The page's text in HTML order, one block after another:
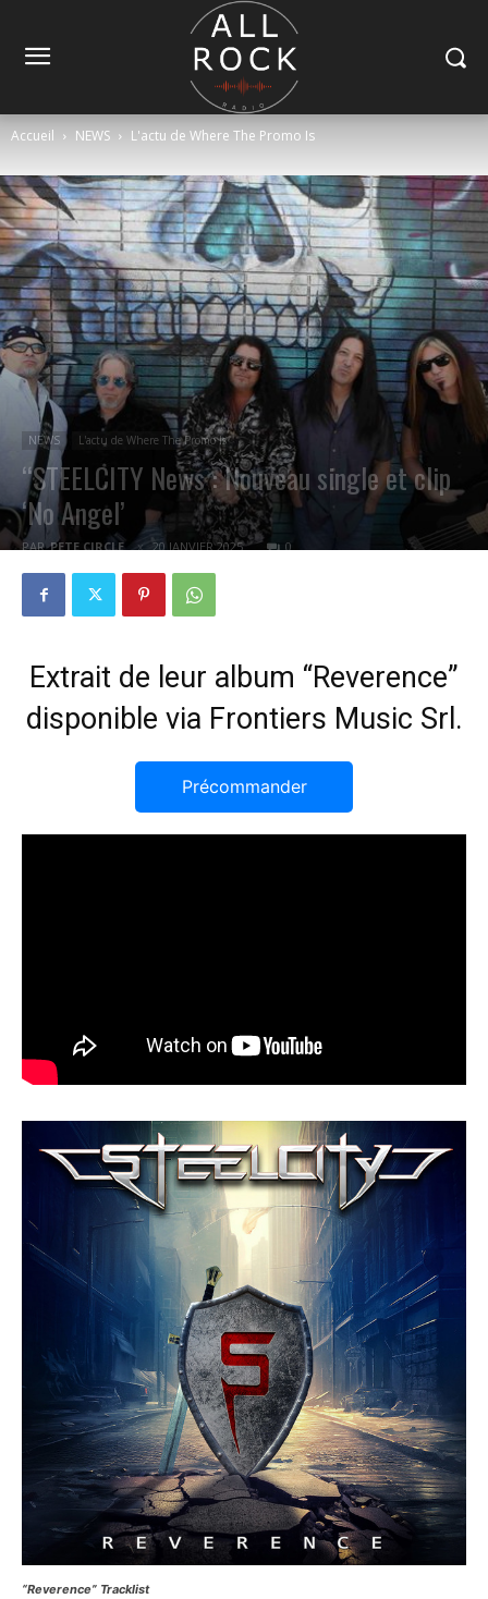
Accueil NEWS L'actu de Where The Promo Is
NEWS L'actu de Where The Promo Is
“STEELCITY News : Nouveau single et clip
‘No Angel’
PAR PETE CIRCLE 20 JANVIER 2025 0
Extrait de leur album “Reverence”
disponible via Frontiers Music Srl.
Précommander
“Reverence” Tracklist